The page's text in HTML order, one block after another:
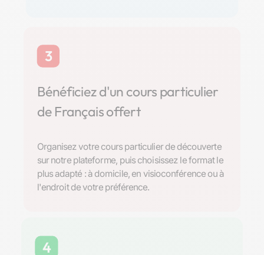
3
Bénéficiez d'un cours particulier
de Français offert
Organisez votre cours particulier de découverte
sur notre plateforme, puis choisissez le format le
plus adapté : à domicile, en visioconférence ou à
l'endroit de votre préférence.
4